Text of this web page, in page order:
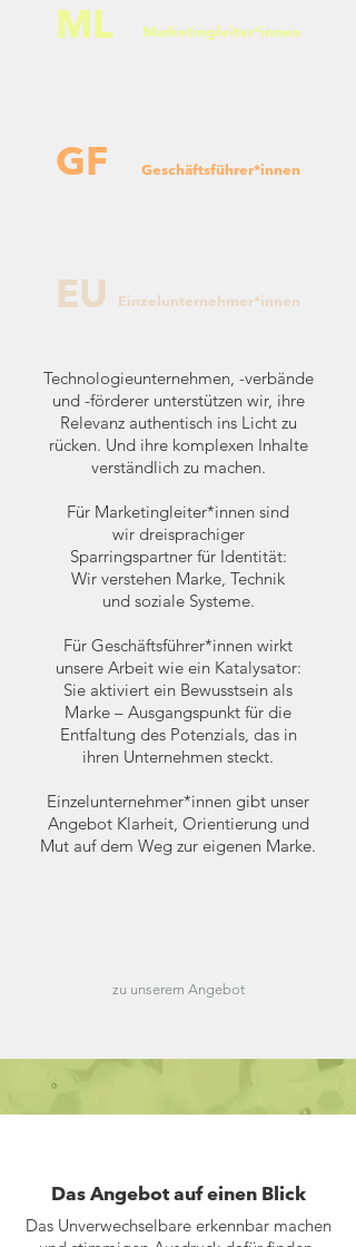
Marketingleiter*innen
ML
GF Geschäftsführer*innen
EU Einzelunternehmer*innen
Technologieunternehmen, -verbände
und -förderer unterstützen wir, ihre
Relevanz authentisch ins Licht zu
rücken. Und ihre komplexen Inhalte
verständlich zu machen.
Für Marketingleiter*innen sind
wir dreisprachiger
Sparringspartner für Identität:
Wir verstehen Marke, Technik
und soziale Systeme.
Für Geschäftsführer*innen wirkt
unsere Arbeit wie ein Katalysator:
Sie aktiviert ein Bewusstsein als
Marke – Ausgangspunkt für die
Entfaltung des Potenzials, das in
ihren Unternehmen steckt.
Einzelunternehmer*innen gibt unser
Angebot Klarheit, Orientierung und
Mut auf dem Weg zur eigenen Marke.
zu unserem Angebot
Das Angebot auf einen Blick
Das Unverwechselbare erkennbar machen